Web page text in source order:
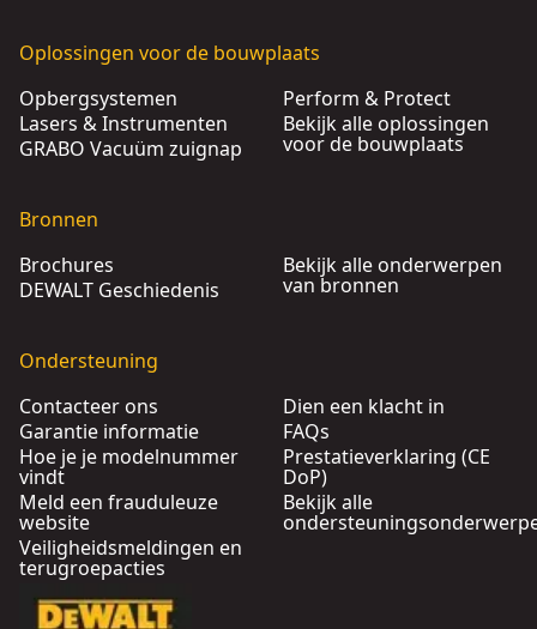
Oplossingen voor de bouwplaats
Opbergsystemen
Lasers & Instrumenten
GRABO Vacuüm zuignap
Perform & Protect
Bekijk alle oplossingen
voor de bouwplaats
Bronnen
Brochures
DEWALT Geschiedenis
Bekijk alle onderwerpen
van bronnen
Ondersteuning
Contacteer ons
Garantie informatie
Hoe je je modelnummer
vindt
Meld een frauduleuze
website
Veiligheidsmeldingen en
terugroepacties
Dien een klacht in
FAQs
Prestatieverklaring (CE
DoP)
Bekijk alle